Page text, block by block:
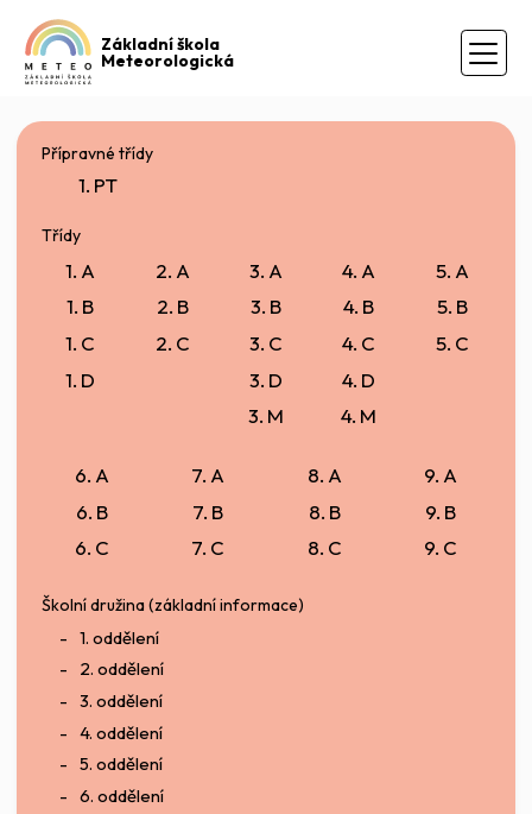
Základní škola
Meteorologická
Přípravné třídy
1. PT
Třídy
1. A
1. B
1. C
1. D
2. A
2. B
2. C
3. A
3. B
3. C
3. D
3. M
4. A
4. B
4. C
4. D
4. M
5. A
5. B
5. C
6. A
6. B
6. C
7. A
7. B
7. C
8. A
8. B
8. C
9. A
9. B
9. C
Školní družina (základní informace)
1. oddělení
2. oddělení
3. oddělení
4. oddělení
5. oddělení
6. oddělení